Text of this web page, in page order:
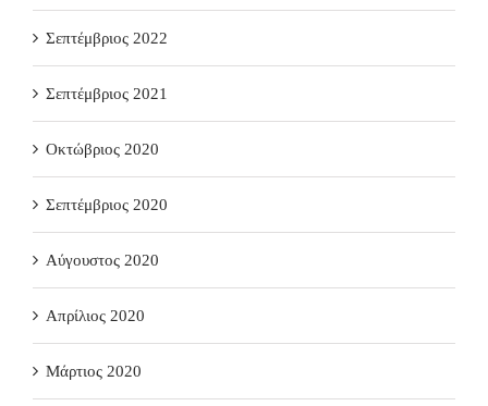
Σεπτέμβριος 2022
Σεπτέμβριος 2021
Οκτώβριος 2020
Σεπτέμβριος 2020
Αύγουστος 2020
Απρίλιος 2020
Μάρτιος 2020